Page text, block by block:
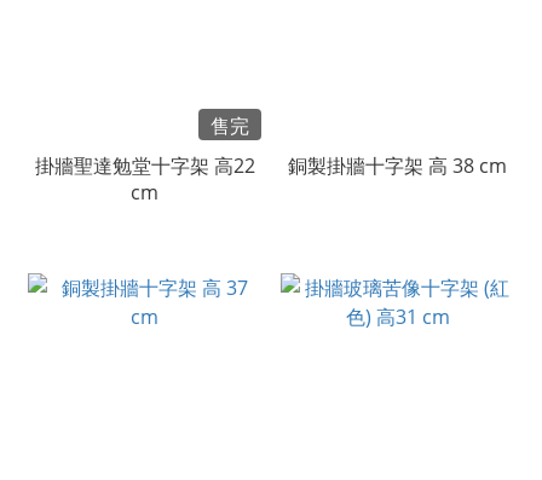
售完
掛牆聖達勉堂十字架 高22
cm
銅製掛牆十字架 高 38 cm